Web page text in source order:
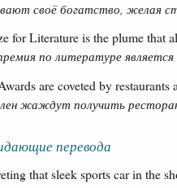
своё богатство, желая
for Literature is the plume that
по литературе
are coveted by restaurants
жаждут получить
перевода
that sleek sports car in the